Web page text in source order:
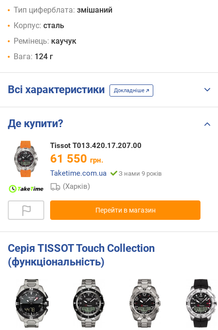
Тип циферблата: змішаний
Корпус: сталь
Ремінець: каучук
Вага: 124 г
Всі характеристики Докладніше
Де купити?
Tissot T013.420.17.207.00
61 550 грн.
Taketime.com.ua
З нами 9 років
(Харків)
Перейти в магазин
Серія TISSOT Touch Collection
(функціональність)